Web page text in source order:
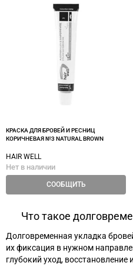
КРАСКА ДЛЯ БРОВЕЙ И РЕСНИЦ
КОРИЧНЕВАЯ №3 NATURAL BROWN
HAIR WELL
Нет в наличии
СООБЩИТЬ
Что такое
Долговременная укладка
их фиксация в нужном
глубокий уход,